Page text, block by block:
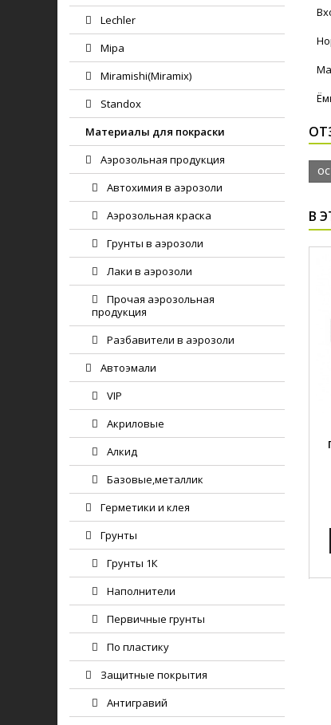
Lechler
Mipa
Miramishi(Miramix)
Standox
Материалы для покраски
Аэрозольная продукция
Автохимия в аэрозоли
Аэрозольная краска
Грунты в аэрозоли
Лаки в аэрозоли
Прочая аэрозольная
продукция
Разбавители в аэрозоли
Автоэмали
VIP
Акриловые
Алкид
Базовые,металлик
Герметики и клея
Грунты
Грунты 1К
Наполнители
Первичные грунты
По пластику
Защитные покрытия
Антигравий
В